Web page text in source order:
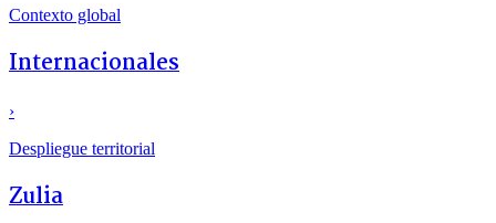
Contexto global
Internacionales
›
Despliegue territorial
Zulia